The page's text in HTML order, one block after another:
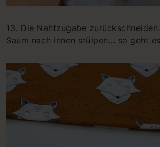
13. Die Nahtzugabe
Saum nach innen stülpen... so geht